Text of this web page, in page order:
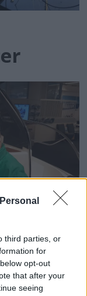
third parties, or
for
opt-out
that after your
seeing